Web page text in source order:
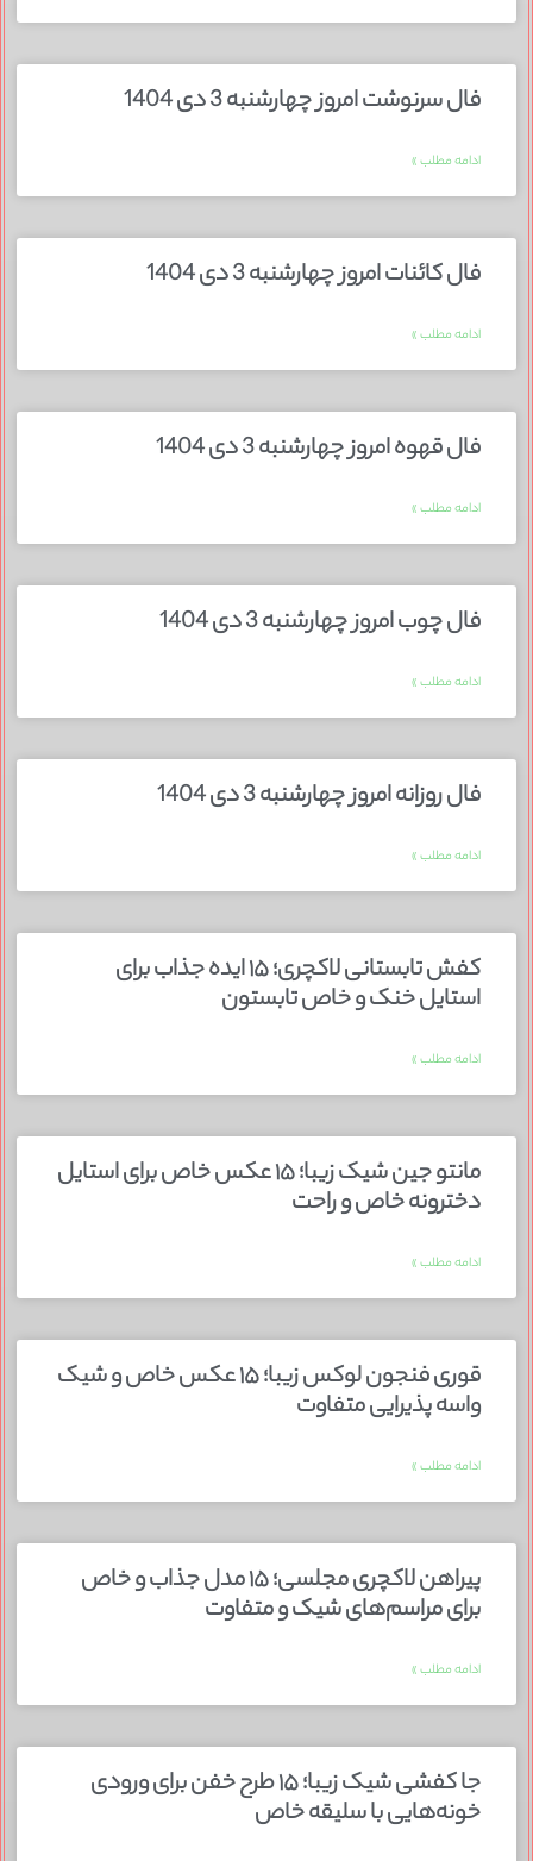
فال سرنوشت امروز چهارشنبه 3 دی 1404
ادامه مطلب »
فال کائنات امروز چهارشنبه 3 دی 1404
ادامه مطلب »
فال قهوه امروز چهارشنبه 3 دی 1404
ادامه مطلب »
فال چوب امروز چهارشنبه 3 دی 1404
ادامه مطلب »
فال روزانه امروز چهارشنبه 3 دی 1404
ادامه مطلب »
کفش تابستانی لاکچری؛ ۱۵ ایده‌ جذاب برای
استایل خنک و خاص تابستون
ادامه مطلب »
مانتو جین شیک زیبا؛ ۱۵ عکس خاص برای استایل
دخترونه خاص و راحت
ادامه مطلب »
قوری فنجون لوکس زیبا؛ ۱۵ عکس خاص و شیک
واسه پذیرایی متفاوت
ادامه مطلب »
پیراهن لاکچری مجلسی؛ ۱۵ مدل جذاب و خاص
برای مراسم‌های شیک و متفاوت
ادامه مطلب »
جا کفشی شیک زیبا؛ ۱۵ طرح خفن برای ورودی
خونه‌هایی با سلیقه خاص